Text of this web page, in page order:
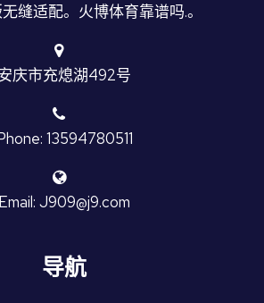
缝适配。火博体育靠谱吗.。
庆市充熄湖492号
13594780511
Email: J909@j9.com
导航